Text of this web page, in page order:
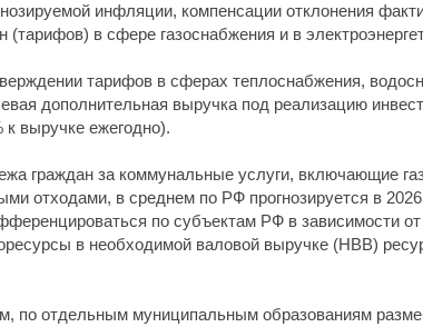
инфляции, компенсации отклонения
в сфере газоснабжения и в
тарифов в сферах теплоснабжения,
дополнительная выручка под реализацию
выручке ежегодно).
граждан за коммунальные услуги, включающие
отходами, в среднем по РФ прогнозируется в 2026
по субъектам РФ в зависимости
в необходимой валовой выручке (НВВ)
по отдельным муниципальным образованиям